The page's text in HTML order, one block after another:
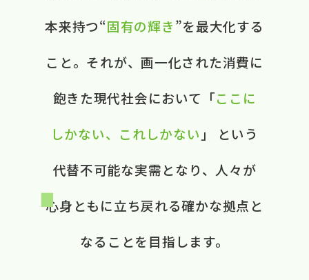
本来​持つ“固有の​輝き”を​最大化する​
こと。​ それが、​画一化された​消費に​
飽きた​現代社会に​おいて​ ​「ここに​
しかない、​これしかない 」 と​いう​
代替不可能な​実需と​なり、​ 人々が​
心身ともに​立ち戻れる​ 確かな​拠点と​
なる​ことを​目指します。​